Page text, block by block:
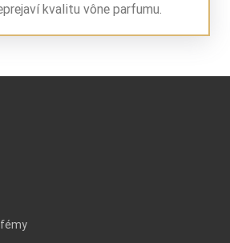
kvalitu vône parfumu.